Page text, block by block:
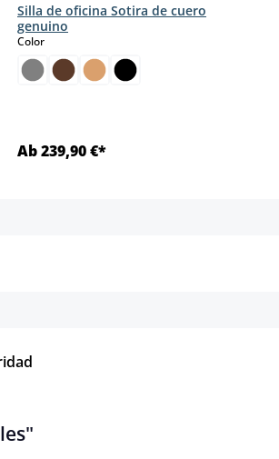
momento.)
Silla de oficina Sotira de cuero
genuino
Colorselect
Ab 239,90 €*